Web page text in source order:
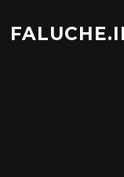
contenu